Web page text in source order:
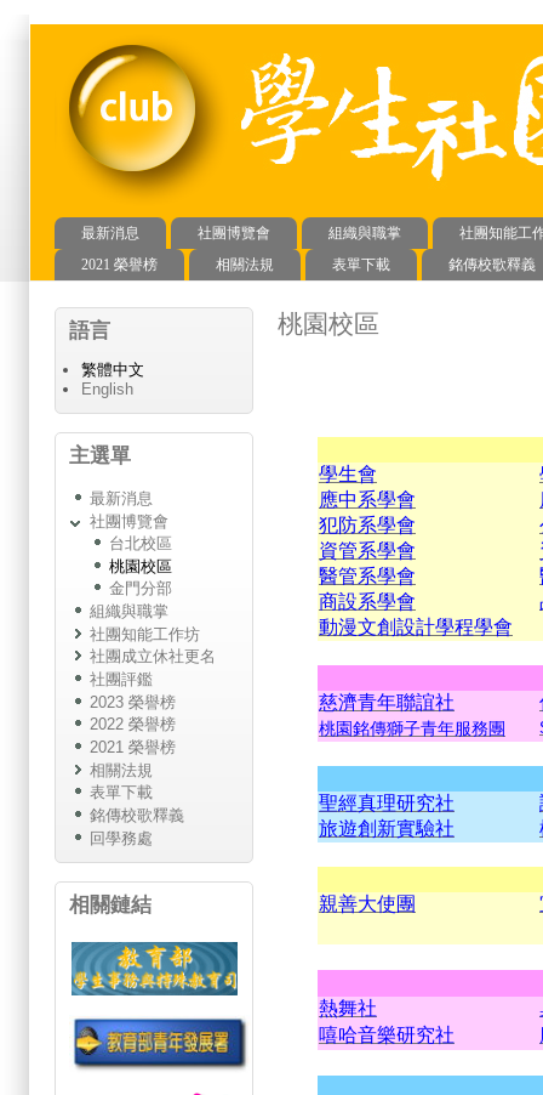
主選單
最新消息 社團博覽會 組織與職掌
社團知能工
2021 榮譽榜
相關法規 表單下載 銘傳校歌釋義
桃園校區
學生會
應中系學會
犯防系學會
資管系學會
醫管系學會
商設系學會
動漫文創設計學程學會
慈濟青年聯誼社
桃園銘傳獅子青年服務團
聖經真理研究社
旅遊創新實驗社
親善大使團
熱舞社
嘻哈音樂研究社
語言
繁體中文
English
主選單
最新消息
社團博覽會
台北校區
桃園校區
金門分部
組織與職掌
社團知能工作坊
社團成立休社更名
社團評鑑
2023 榮譽榜
2022 榮譽榜
2021 榮譽榜
相關法規
表單下載
銘傳校歌釋義
回學務處
相關鏈結